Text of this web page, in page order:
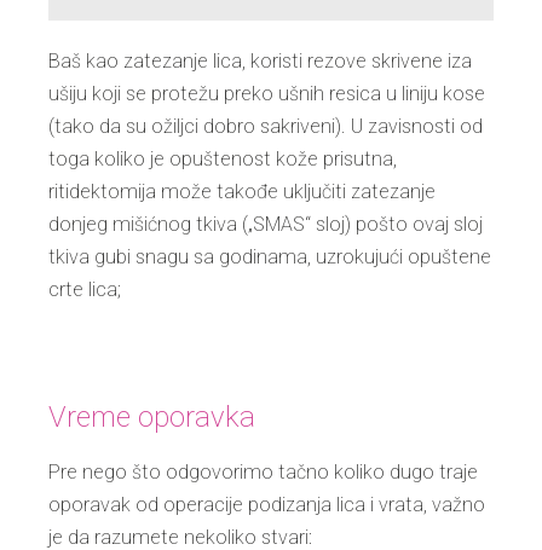
Baš kao zatezanje lica, koristi rezove skrivene iza
ušiju koji se protežu preko ušnih resica u liniju kose
(tako da su ožiljci dobro sakriveni). U zavisnosti od
toga koliko je opuštenost kože prisutna,
ritidektomija može takođe uključiti zatezanje
donjeg mišićnog tkiva („SMAS“ sloj) pošto ovaj sloj
tkiva gubi snagu sa godinama, uzrokujući opuštene
crte lica;
Vreme oporavka
Pre nego što odgovorimo tačno koliko dugo traje
oporavak od operacije podizanja lica i vrata, važno
je da razumete nekoliko stvari: